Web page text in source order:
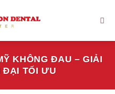
KHÔNG ĐAU – GIẢI
ĐẠI TỐI ƯU